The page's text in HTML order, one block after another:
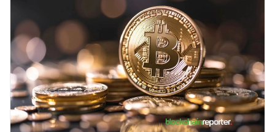
доступної інформації про інвесторів або
інвестиційні портфелі, які ймовірно
підтримують Grok X. Проект видається
inherently community-driven,
покладаючись переважно на базовий
ентузіазм фанатів криптовалют, а не на
інституційне фінансування. Цей аспект
може призвести до вищого рівня
залучення та лояльності серед його
користувачів, хоча й з певними
ризиками, пов'язаними з відсутністю
прагне не лише покращити взаємодію з
користувачем, але й вирішити складнощі
міркувань AI та надійності. Хто є
інвесторами Grok X Ai? Інформація щодо
інвесторів, які стоять за Grok X Ai,
залишається невідомою. Зважаючи на
встановлену репутацію Маска та
потенціал компанії для інновацій у сфері
AI, ймовірно, що проект викликав інтерес
з боку основних фінансових джерел,
дедалі цифровішому світі. Хто є творцем
Ome‎gaX Health? Інформація про
конкретну особу або команду, що стоїть
за OmegaX Health, залишається
невідомою. Творець проекту наразі
класифікується як “невідомий”. Це не
рідкість у криптопросторі, коли творці
проектів зберігають певний рівень
анонімності, що корениться як у питаннях
конфіденційності, так і в етиці
децентралізації. Однак важливо, щоб
Galaxy Research Warns Losses May Top $130 Milli